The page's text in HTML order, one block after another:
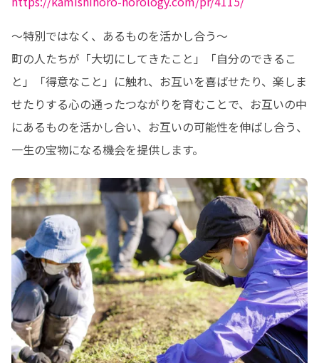
～特別ではなく、あるものを活かし合う～
町の人たちが「大切にしてきたこと」「自分のできるこ
と」「得意なこと」に触れ、お互いを喜ばせたり、楽しま
せたりする心の通ったつながりを育むことで、お互いの中
にあるものを活かし合い、お互いの可能性を伸ばし合う、
一生の宝物になる機会を提供します。